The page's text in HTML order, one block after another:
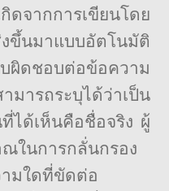
จากการเขียนโดย
มาแบบอัตโนมัติ
ผิดชอบต่อข้อความ
ารถระบุได้ว่าเป็น
ได้เห็นคือชื่อจริง ผู้
ในการกลั่นกรอง
มใดที่ขัดต่อ